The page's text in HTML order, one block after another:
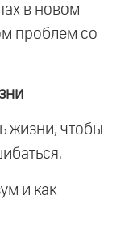
в новом
проблем со
жизни, чтобы
и как